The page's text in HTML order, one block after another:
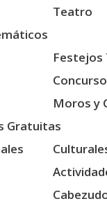
Teatro
Festejos
Moros y
Gratuitas